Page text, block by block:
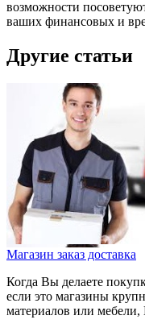
возможности
ваших финансовых и
Другие статьи
Магазин заказ доставка
Когда Вы делаете
если это магазины
материалов или мебели,